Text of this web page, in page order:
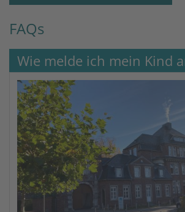
FAQs
Wie melde ich mein Kind